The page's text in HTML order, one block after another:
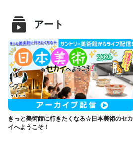
アート
きっと美術館に行きたくなる☆日本美術のセカ
イへようこそ！